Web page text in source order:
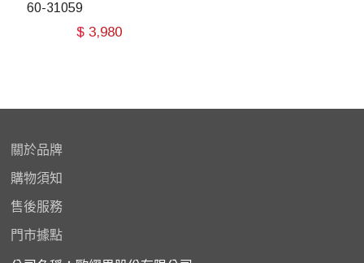
60-31059
$ 3,980
關於品牌
購物須知
售後服務
門市據點